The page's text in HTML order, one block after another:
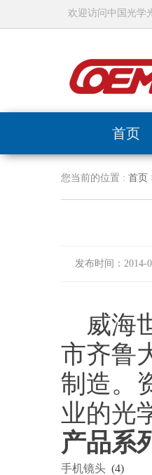
欢迎访问中国光学
首页
您当前的位置 : 首页
发布时间：
威海
市齐鲁
制造。
业的光
产品系
手机镜头(4)